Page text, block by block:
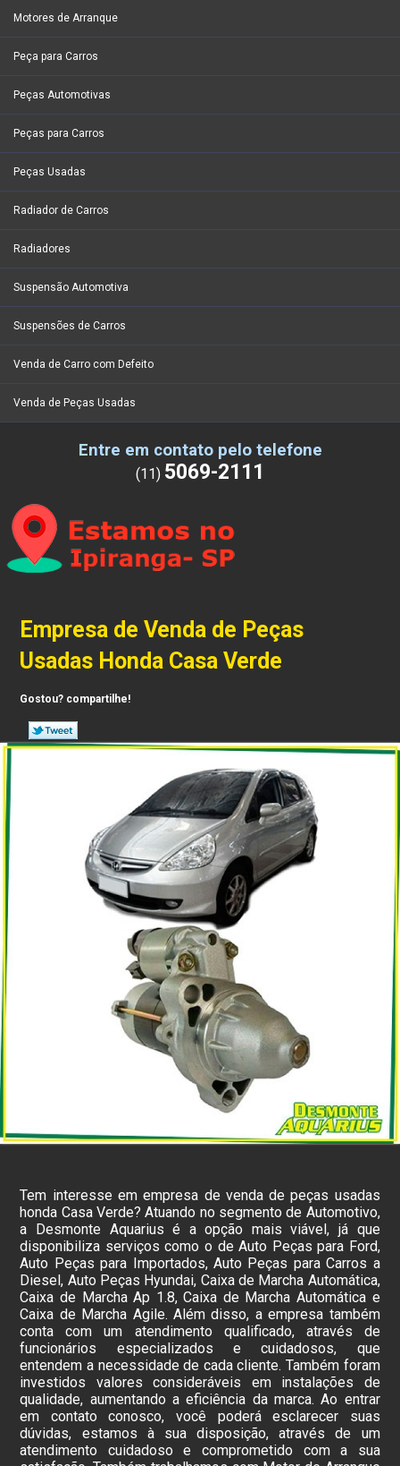
Motores de Arranque
Peça para Carros
Peças Automotivas
Peças para Carros
Peças Usadas
Radiador de Carros
Radiadores
Suspensão Automotiva
Suspensões de Carros
Venda de Carro com Defeito
Venda de Peças Usadas
Entre em contato pelo telefone
(11) 5069-2111
Empresa de Venda de Peças
Usadas Honda Casa Verde
Gostou? compartilhe!
Tem interesse em empresa de venda de peças usadas
honda Casa Verde? Atuando no segmento de Automotivo,
a Desmonte Aquarius é a opção mais viável, já que
disponibiliza serviços como o de Auto Peças para Ford,
Auto Peças para Importados, Auto Peças para Carros a
Diesel, Auto Peças Hyundai, Caixa de Marcha Automática,
Caixa de Marcha Ap 1.8, Caixa de Marcha Automática e
Caixa de Marcha Agile. Além disso, a empresa também
conta com um atendimento qualificado, através de
funcionários especializados e cuidadosos, que
entendem a necessidade de cada cliente. Também foram
investidos valores consideráveis em instalações de
qualidade, aumentando a eficiência da marca. Ao entrar
em contato conosco, você poderá esclarecer suas
dúvidas, estamos à sua disposição, através de um
atendimento cuidadoso e comprometido com a sua